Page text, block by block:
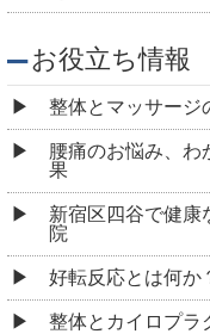
お役立ち情報
整体とマッサージ
腰痛のお悩み、わ
果
新宿区四谷で健康
院
好転反応とは何か
整体とカイロプラ